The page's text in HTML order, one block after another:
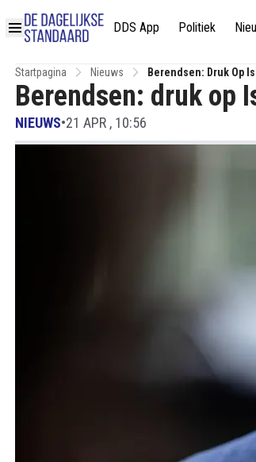
DDS App Politiek
Startpagina Nieuws Berendsen: Druk Op
Berendsen: druk op
NIEUWS•21 APR , 10:56